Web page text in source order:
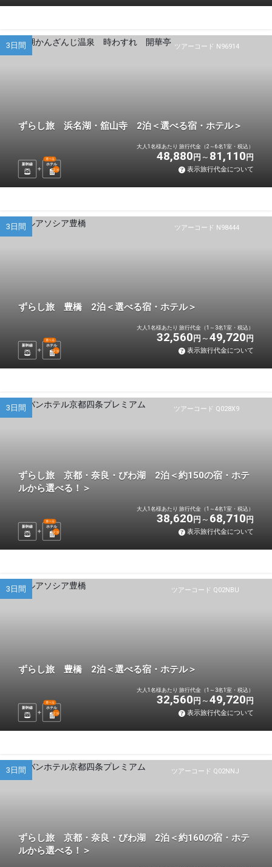
ツアーコード N96914
3日間
ずらし旅 浜名湖・舘山寺 2泊＜選べる宿・ホテル＞
新幹線 ホテル
選べる
2泊
大人1名様あたり 旅行代金（2～6名1室・税込）
48,880 円 81,110 円
表示旅行代金について
ツアーコード N98444
3日間
ずらし旅 豊橋 2泊＜選べる宿・ホテル＞
新幹線 ホテル
選べる
2泊
大人1名様あたり 旅行代金（1～3名1室・税込）
32,560 円 49,720 円
表示旅行代金について
ツアーコード Q028X9
3日間
ずらし旅 京都・奈良・びわ湖 2泊＜約150の宿・ホテ
ルから選べる！＞
新幹線 ホテル
選べる
2泊
大人1名様あたり 旅行代金（1～4名1室・税込）
38,620 円 68,710 円
表示旅行代金について
ツアーコード Q02NBU
3日間
ずらし旅 豊橋 2泊＜選べる宿・ホテル＞
新幹線 ホテル
選べる
2泊
大人1名様あたり 旅行代金（1～3名1室・税込）
32,560 円 49,720 円
表示旅行代金について
ツアーコード Q02NNJ
3日間
ずらし旅 京都・奈良・びわ湖 2泊＜約160の宿・ホテ
ルから選べる！＞